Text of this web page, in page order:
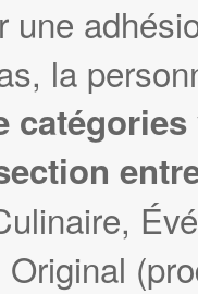
une
la